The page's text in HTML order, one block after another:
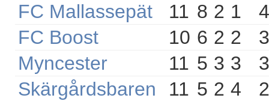
FC Mallassepät
11 8 2 1
FC Boost
10 6 2 2
Myncester
11 5 3 3
Skärgårdsbaren
11 5 2 4